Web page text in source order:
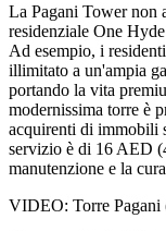
La Pagani Tower non
residenziale One
Ad esempio, i
illimitato a un'ampia
portando la vita
modernissima torre è
acquirenti di immobili
servizio è di 16 AED
manutenzione e la
VIDEO: Torre Pagani